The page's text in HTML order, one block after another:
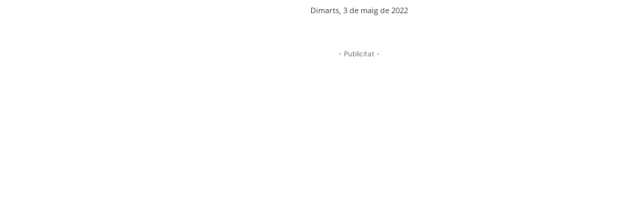
Dimarts, 3 de maig de 2022
- Publicitat -